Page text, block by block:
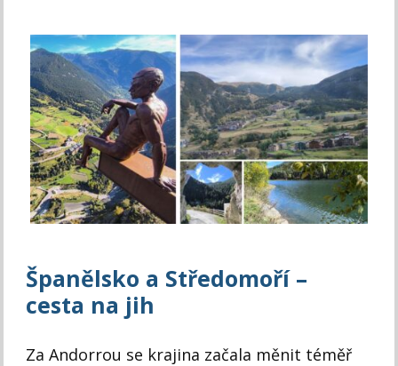
Španělsko a Středomoří –
cesta na jih
Za Andorrou se krajina začala měnit téměř